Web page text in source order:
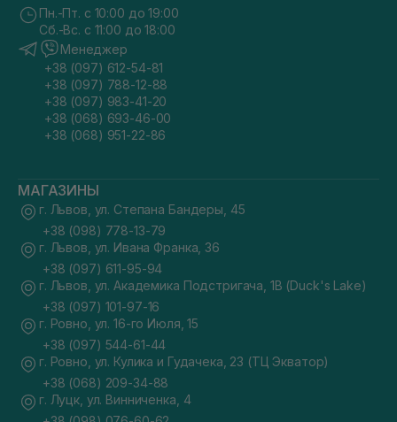
Пн.-Пт. с 10:00 до 19:00
Сб.-Вс. с 11:00 до 18:00
Менеджер
+38 (097) 612-54-81
+38 (097) 788-12-88
+38 (097) 983-41-20
+38 (068) 693-46-00
+38 (068) 951-22-86
МАГАЗИНЫ
г. Львов, ул. Степана Бандеры, 45
+38 (098) 778-13-79
г. Львов, ул. Ивана Франка, 36
+38 (097) 611-95-94
г. Львов, ул. Академика Подстригача, 1В (Duck's Lake)
+38 (097) 101-97-16
г. Ровно, ул. 16-го Июля, 15
+38 (097) 544-61-44
г. Ровно, ул. Кулика и Гудачека, 23 (ТЦ Экватор)
+38 (068) 209-34-88
г. Луцк, ул. Винниченка, 4